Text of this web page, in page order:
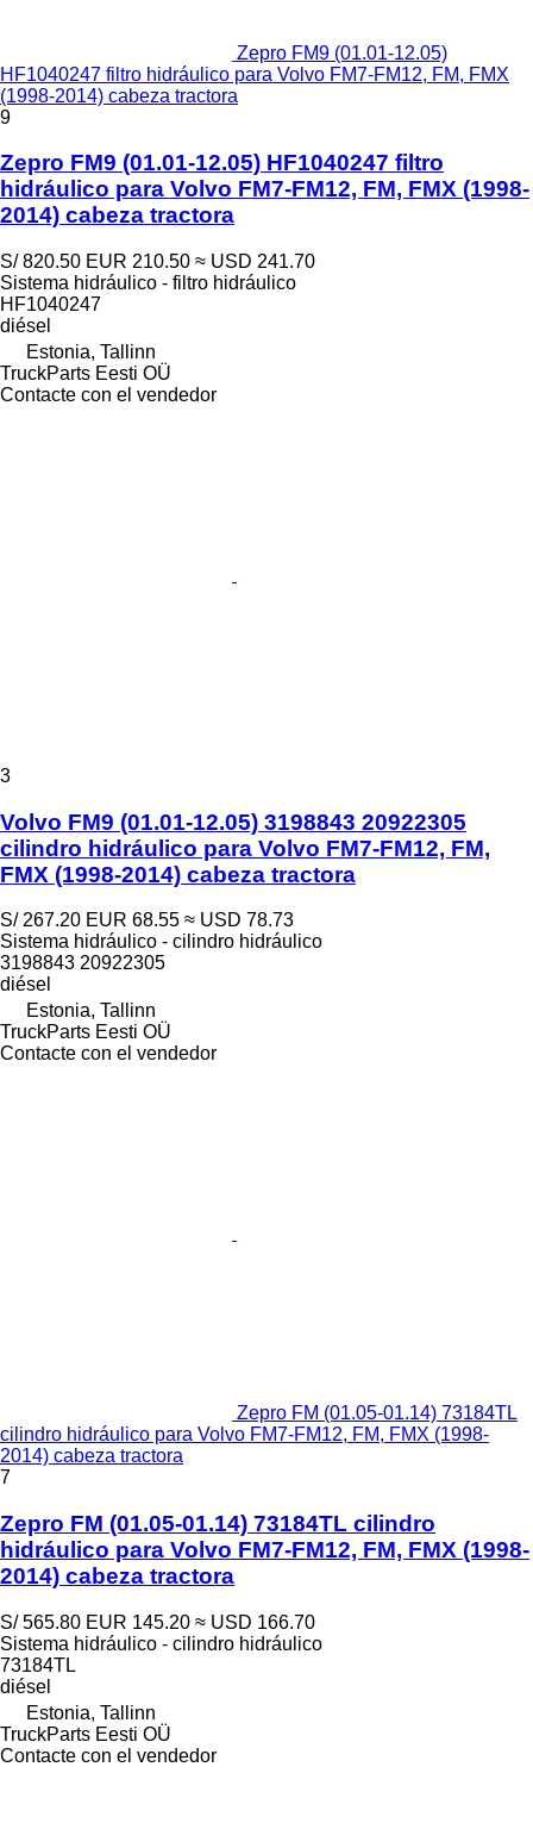
Zepro FM9 (01.01-12.05)
HF1040247 filtro hidráulico para Volvo FM7-FM12, FM, FMX
(1998-2014) cabeza tractora
9
Zepro FM9 (01.01-12.05) HF1040247 filtro
hidráulico para Volvo FM7-FM12, FM, FMX (1998-
2014) cabeza tractora
S/ 820.50 EUR 210.50 ≈ USD 241.70
Sistema hidráulico - filtro hidráulico
HF1040247
diésel
Estonia, Tallinn
TruckParts Eesti OÜ
Contacte con el vendedor
3
Volvo FM9 (01.01-12.05) 3198843 20922305
cilindro hidráulico para Volvo FM7-FM12, FM,
FMX (1998-2014) cabeza tractora
S/ 267.20 EUR 68.55 ≈ USD 78.73
Sistema hidráulico - cilindro hidráulico
3198843 20922305
diésel
Estonia, Tallinn
TruckParts Eesti OÜ
Contacte con el vendedor
Zepro FM (01.05-01.14) 73184TL
cilindro hidráulico para Volvo FM7-FM12, FM, FMX (1998-
2014) cabeza tractora
7
Zepro FM (01.05-01.14) 73184TL cilindro
hidráulico para Volvo FM7-FM12, FM, FMX (1998-
2014) cabeza tractora
S/ 565.80 EUR 145.20 ≈ USD 166.70
Sistema hidráulico - cilindro hidráulico
73184TL
diésel
Estonia, Tallinn
TruckParts Eesti OÜ
Contacte con el vendedor